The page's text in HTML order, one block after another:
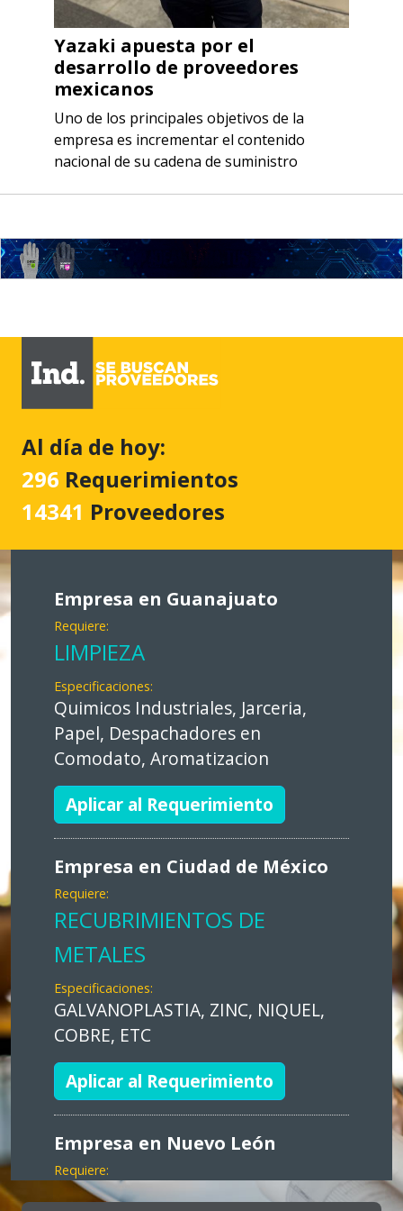
Yazaki apuesta por el
desarrollo de proveedores
mexicanos
Uno de los principales objetivos de la
empresa es incrementar el contenido
nacional de su cadena de suministro
Al día de hoy:
296 Requerimientos
14341 Proveedores
Empresa en Guanajuato
Requiere:
LIMPIEZA
Especificaciones:
Quimicos Industriales, Jarceria,
Papel, Despachadores en
Comodato, Aromatizacion
Aplicar al Requerimiento
Empresa en Ciudad de México
Requiere:
RECUBRIMIENTOS DE
METALES
Especificaciones:
GALVANOPLASTIA, ZINC, NIQUEL,
COBRE, ETC
Aplicar al Requerimiento
Empresa en Nuevo León
Requiere:
MARKETING